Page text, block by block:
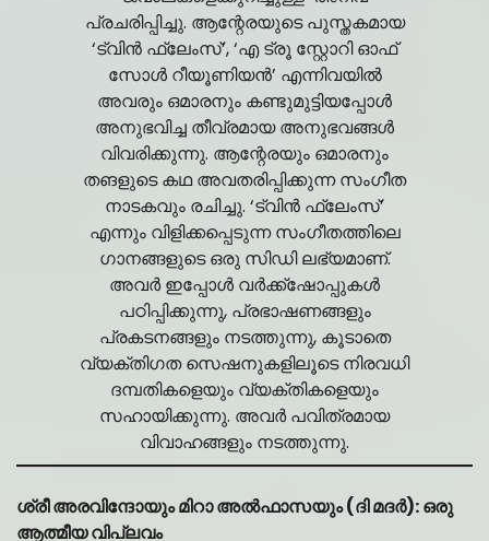
പ്രചരിപ്പിച്ചു. ആന്റേരയുടെ പുസ്തകമായ
‘ട്വിൻ ഫ്ലേംസ്’, ‘എ ട്രൂ സ്റ്റോറി ഓഫ്
സോൾ റീയൂണിയൻ’ എന്നിവയിൽ
അവരും ഒമാരനും കണ്ടുമുട്ടിയപ്പോൾ
അനുഭവിച്ച തീവ്രമായ അനുഭവങ്ങൾ
വിവരിക്കുന്നു. ആന്റേരയും ഒമാരനും
തങളുടെ കഥ അവതരിപ്പിക്കുന്ന സംഗീത
നാടകവും രചിച്ചു. ‘ട്വിൻ ഫ്ലേംസ്’
എന്നും വിളിക്കപ്പെടുന്ന സംഗീതത്തിലെ
ഗാനങ്ങളുടെ ഒരു സിഡി ലഭ്യമാണ്.
അവർ ഇപ്പോൾ വർക്ക്‌ഷോപ്പുകൾ
പഠിപ്പിക്കുന്നു, പ്രഭാഷണങ്ങളും
പ്രകടനങ്ങളും നടത്തുന്നു, കൂടാതെ
വ്യക്തിഗത സെഷനുകളിലൂടെ നിരവധി
ദമ്പതികളെയും വ്യക്തികളെയും
സഹായിക്കുന്നു. അവർ പവിത്രമായ
വിവാഹങ്ങളും നടത്തുന്നു.
ശ്രീ അരവിന്ദോയും മിറാ അൽഫാസയും (ദി മദർ): ഒരു
ആത്മീയ വിപ്ലവം